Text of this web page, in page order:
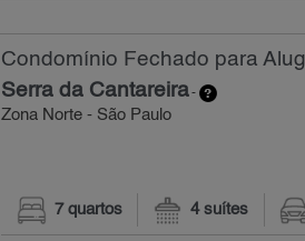
Condomínio Fechado para
Serra da Cantareira-
Zona Norte - São Paulo
7 quartos 4 suítes